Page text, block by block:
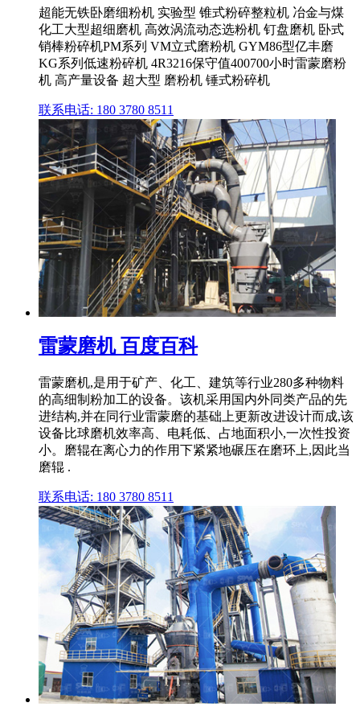
超能无铁卧磨细粉机 实验型 锥式粉碎整粒机 冶金与煤
化工大型超细磨机 高效涡流动态选粉机 钉盘磨机 卧式
销棒粉碎机PM系列 VM立式磨粉机 GYM86型亿丰磨
KG系列低速粉碎机 4R3216保守值400700小时雷蒙磨粉
机 高产量设备 超大型 磨粉机 锤式粉碎机
联系电话: 180 3780 8511
雷蒙磨机 百度百科
雷蒙磨机,是用于矿产、化工、建筑等行业280多种物料
的高细制粉加工的设备。该机采用国内外同类产品的先
进结构,并在同行业雷蒙磨的基础上更新改进设计而成,该
设备比球磨机效率高、电耗低、占地面积小,一次性投资
小。磨辊在离心力的作用下紧紧地碾压在磨环上,因此当
磨辊 .
联系电话: 180 3780 8511